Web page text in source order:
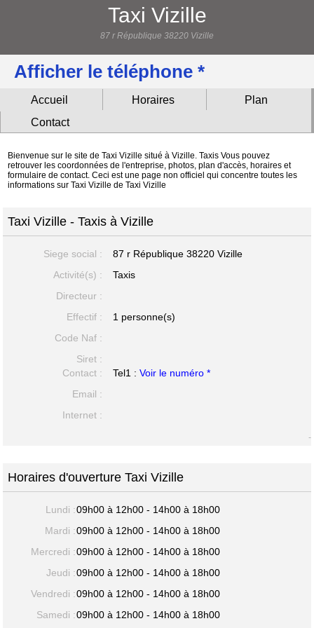
Taxi Vizille
87 r République 38220 Vizille
Afficher le téléphone *
Accueil Horaires
Plan
Contact
Bienvenue sur le site de Taxi Vizille situé à Vizille. Taxis Vous pouvez
retrouver les coordonnées de l'entreprise, photos, plan d'accès, horaires et
formulaire de contact. Ceci est une page non officiel qui concentre toutes les
informations sur Taxi Vizille de Taxi Vizille
Taxi Vizille - Taxis à Vizille
Siege social : 87 r République38220 Vizille
Activité(s) :
Taxis
Directeur :
Effectif :
1 personne(s)
Code Naf :
Siret :
Contact :
Tel1 :Voir le numéro *
Email :
Internet :
-
Horaires d'ouverture Taxi Vizille
Lundi :09h00 à 12h00 - 14h00 à 18h00
Mardi :09h00 à 12h00 - 14h00 à 18h00
Mercredi :09h00 à 12h00 - 14h00 à 18h00
Jeudi :09h00 à 12h00 - 14h00 à 18h00
Vendredi :09h00 à 12h00 - 14h00 à 18h00
Samedi :09h00 à 12h00 - 14h00 à 18h00